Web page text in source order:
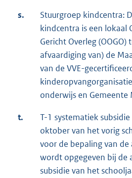
s.
Stuurgroep kindcentra:
kindcentra is een lokaal
Gericht Overleg (OOGO)
afvaardiging van) de
van de VVE-
onderwijs en Gemeente
t.
T-1 systematiek
oktober van het vorig
voor de bepaling van
wordt opgegeven bij de
subsidie van het